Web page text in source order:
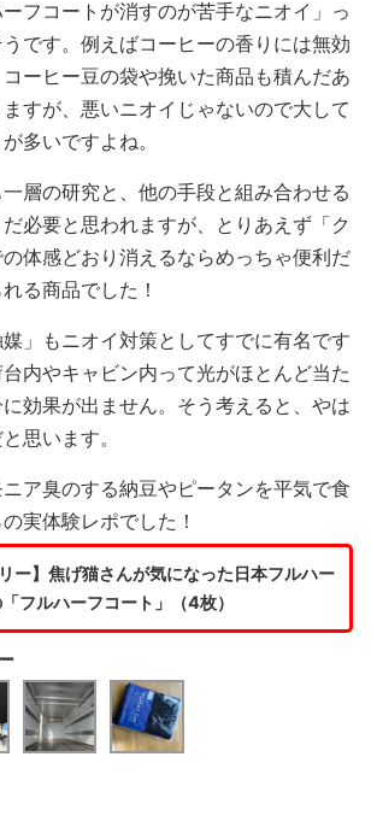
フコートが消すのが苦手なニオイ」っ
です。例えばコーヒーの香りには無効
ーヒー豆の袋や挽いた商品も積んだあ
すが、悪いニオイじゃないので大して
多いですよね。
層の研究と、他の手段と組み合わせる
必要と思われますが、とりあえず「ク
体感どおり消えるならめっちゃ便利だ
る商品でした！
」もニオイ対策としてすでに有名です
内やキャビン内って光がほとんど当た
効果が出ません。そう考えると、やは
思います。
ア臭のする納豆やピータンを平気で食
実体験レポでした！
ー】焦げ猫さんが気になった日本フルハー
フルハーフコート」（4枚）